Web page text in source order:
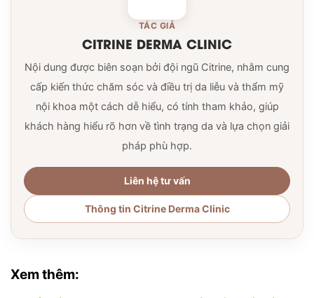
TÁC GIẢ
CITRINE DERMA CLINIC
Nội dung được biên soạn bởi đội ngũ Citrine, nhằm cung
cấp kiến thức chăm sóc và điều trị da liễu và thẩm mỹ
nội khoa một cách dễ hiểu, có tính tham khảo, giúp
khách hàng hiểu rõ hơn về tình trạng da và lựa chọn giải
pháp phù hợp.
Liên hệ tư vấn
Thông tin Citrine Derma Clinic
Xem thêm: